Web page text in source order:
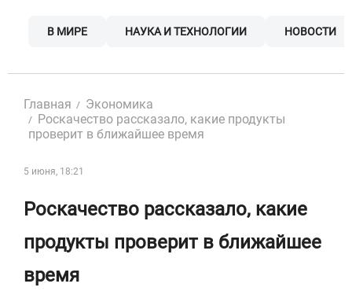
В МИРЕ НАУКА И ТЕХНОЛОГИИ НОВОСТИ
Главная
Экономика
Роскачество рассказало, какие продукты
проверит в ближайшее время
5 июня, 18:21
Роскачество рассказало, какие
продукты проверит в ближайшее
время